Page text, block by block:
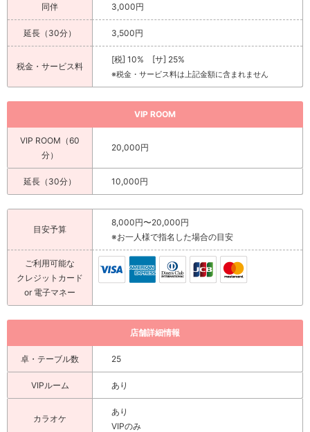
同伴 3,000円
延長（30分） 3,500円
税金・サービス料
[税] 10% [サ] 25%
※税金・サービス料は上記金額に含まれません
VIP ROOM
VIP ROOM（60
分）
20,000円
延長（30分） 10,000円
目安予算
8,000円〜20,000円
※お一人様で指名した場合の目安
ご利用可能な
クレジットカード
or 電子マネー
店舗詳細情報
卓・テーブル数 25
VIPルーム あり
カラオケ
あり
VIPのみ